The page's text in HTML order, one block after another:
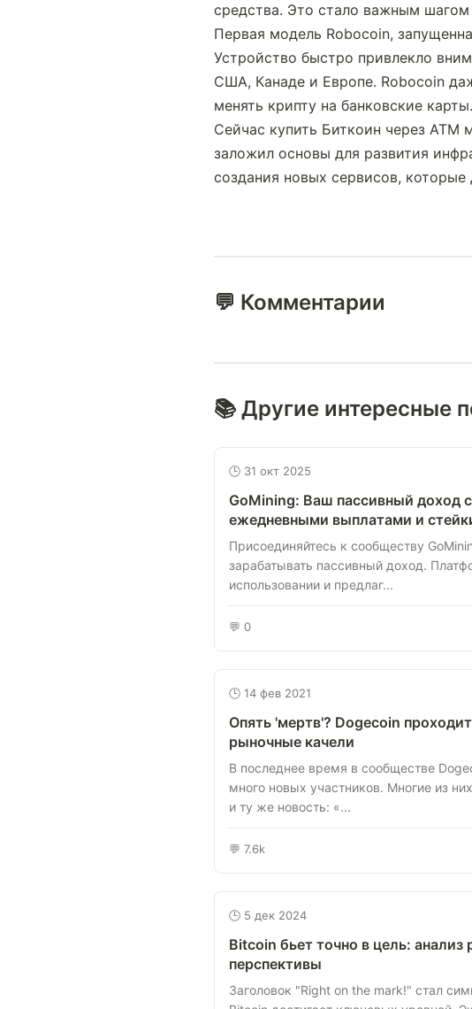
средства. Это стало важным
Первая модель Robocoin,
Устройство быстро привлекло
США, Канаде и Европе. Robocoin
менять крипту на банковские карты.
Сейчас купить Биткоин через
заложил основы для развития
создания новых сервисов,
💬 Комментарии
📚 Другие интересные
🕒 31 окт 2025
GoMining: Ваш пассивный доход с
ежедневными выплатами и
Присоединяйтесь к сообществу
зарабатывать пассивный доход.
использовании и предлаг...
💬 0
🕒 14 фев 2021
Опять 'мертв'? Dogecoin
рыночные качели
В последнее время в сообществе
много новых участников. Многие из
и ту же новость: «...
💬 7.6k
🕒 5 дек 2024
Bitcoin бьет точно в цель: анализ
перспективы
Заголовок "Right on the mark!" стал